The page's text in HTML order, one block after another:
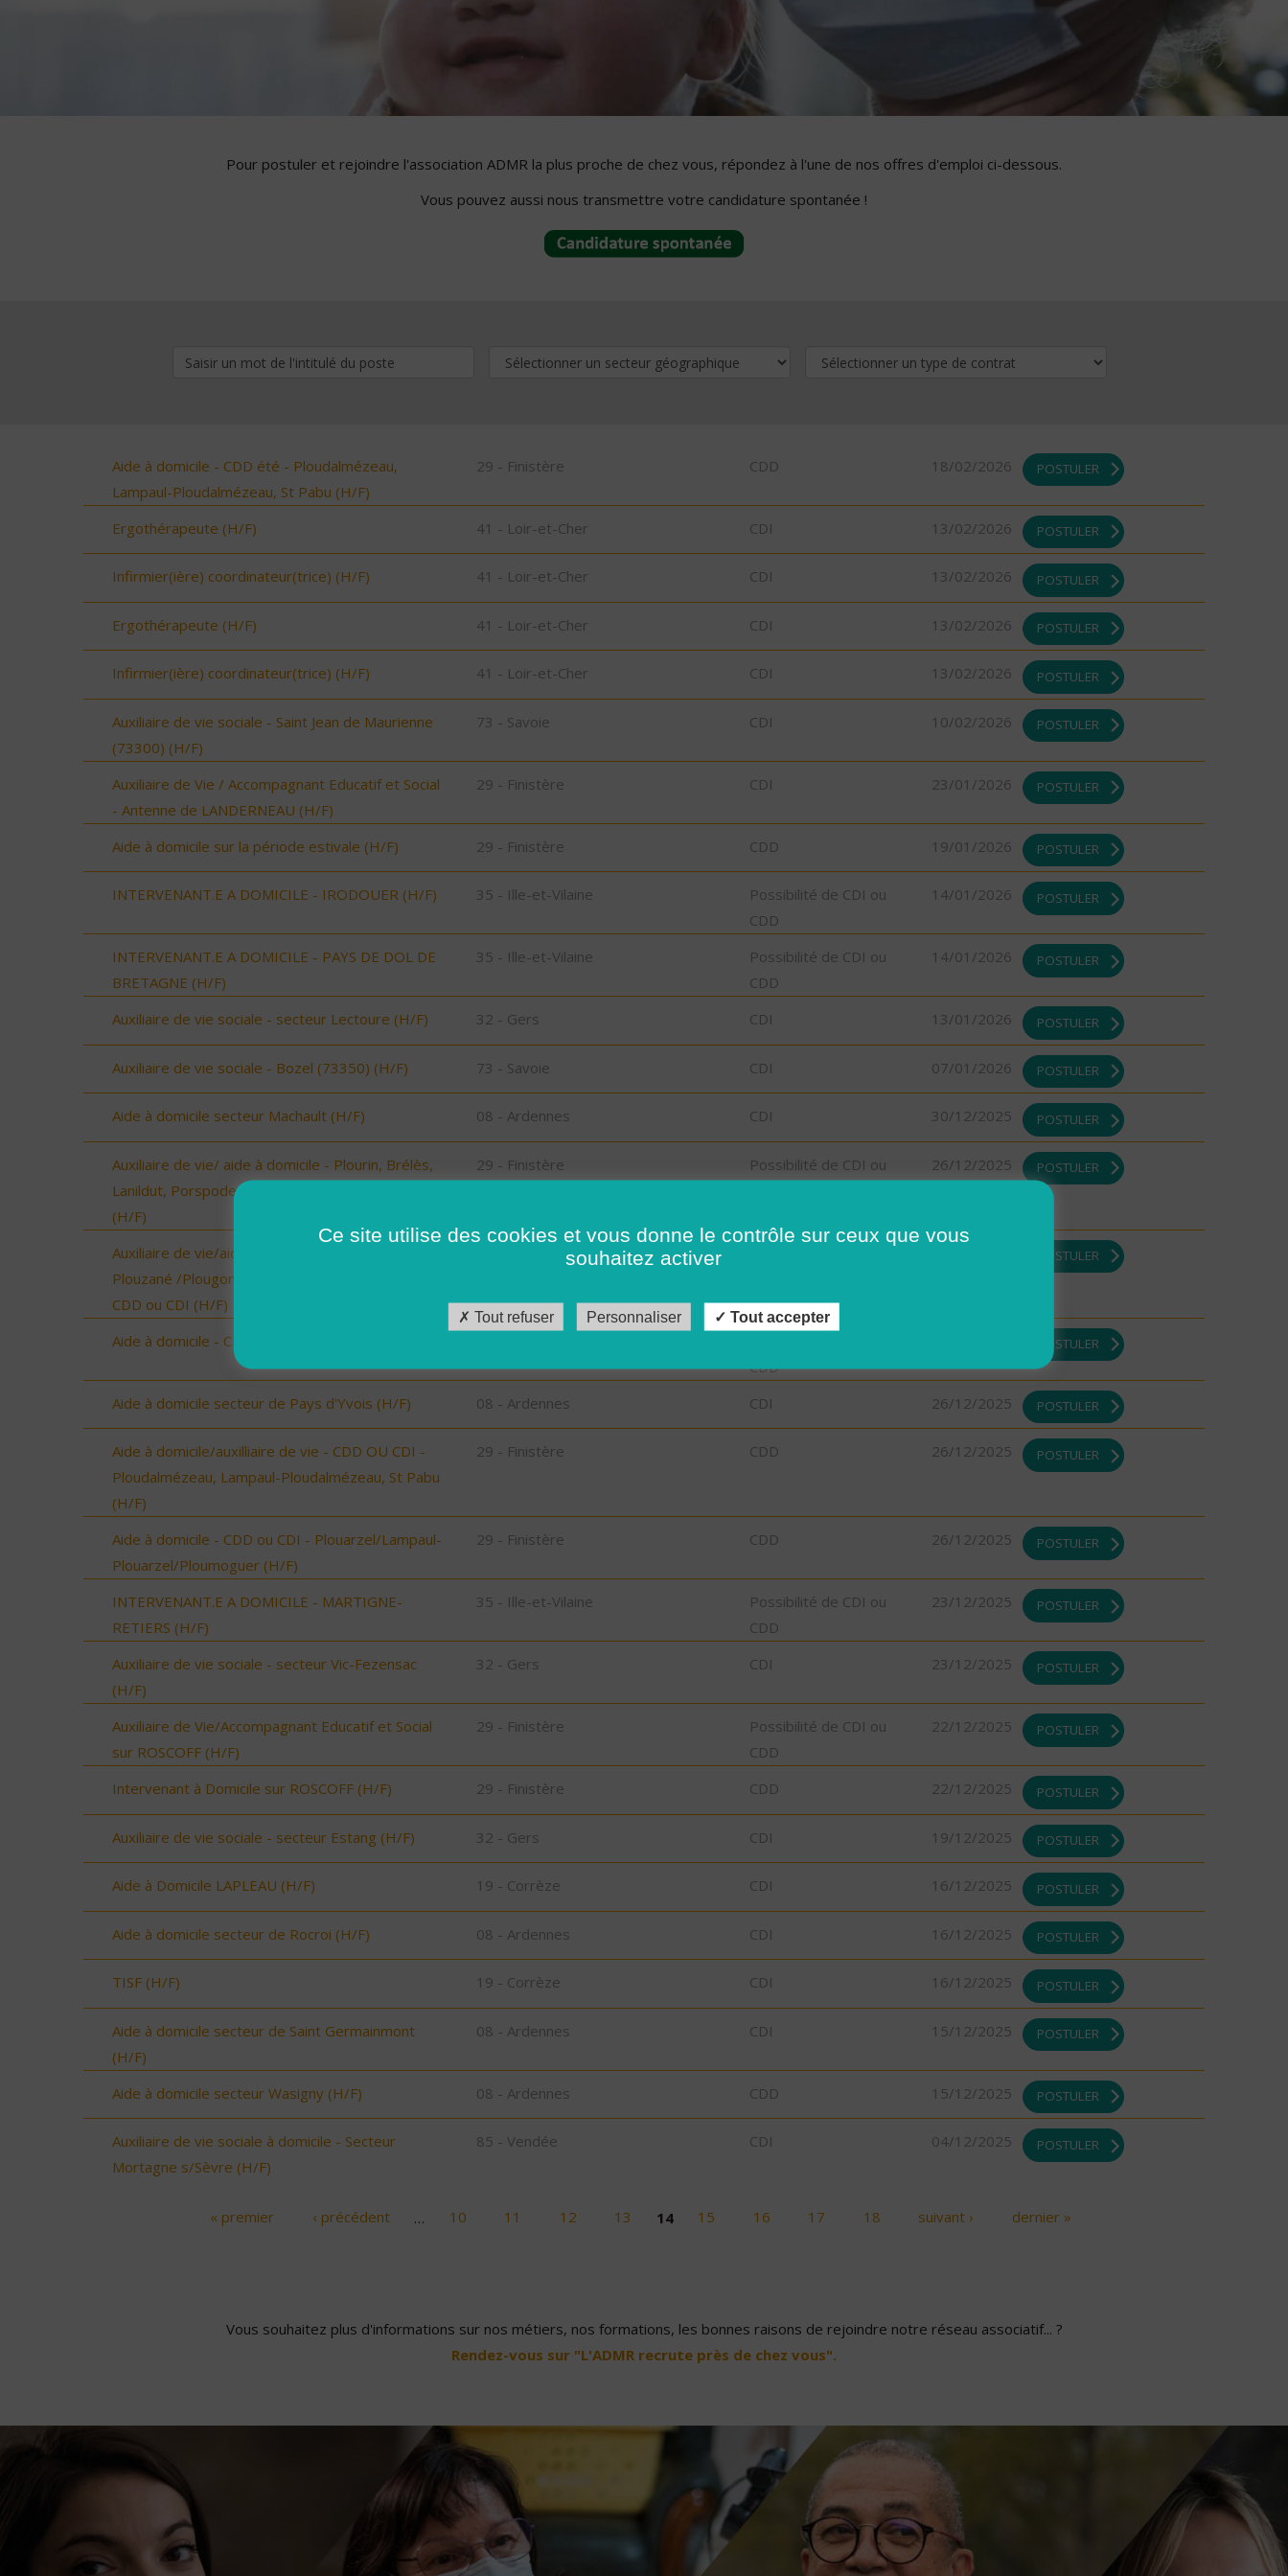
Pour postuler et rejoindre l'association ADMR la plus proche de chez vous, répondez à l'une de nos offres d'emploi ci-dessous.
Vous pouvez aussi nous transmettre votre candidature spontanée !
Aide à domicile - CDD été - Ploudalmézeau,
Lampaul-Ploudalmézeau, St Pabu (H/F)
29 - Finistère CDD 18/02/2026 POSTULER
Ergothérapeute (H/F) 41 - Loir-et-Cher CDI 13/02/2026 POSTULER
Infirmier(ière) coordinateur(trice) (H/F) 41 - Loir-et-Cher CDI 13/02/2026 POSTULER
Ergothérapeute (H/F) 41 - Loir-et-Cher CDI 13/02/2026 POSTULER
Infirmier(ière) coordinateur(trice) (H/F) 41 - Loir-et-Cher CDI 13/02/2026 POSTULER
Auxiliaire de vie sociale - Saint Jean de Maurienne
(73300) (H/F)
73 - Savoie CDI 10/02/2026 POSTULER
Auxiliaire de Vie / Accompagnant Educatif et Social
- Antenne de LANDERNEAU (H/F)
29 - Finistère CDI 23/01/2026 POSTULER
Aide à domicile sur la période estivale (H/F) 29 - Finistère CDD 19/01/2026 POSTULER
INTERVENANT.E A DOMICILE - IRODOUER (H/F) 35 - Ille-et-Vilaine
Possibilité de CDI ou
CDD
14/01/2026 POSTULER
INTERVENANT.E A DOMICILE - PAYS DE DOL DE
BRETAGNE (H/F)
35 - Ille-et-Vilaine
Possibilité de CDI ou
CDD
14/01/2026 POSTULER
Auxiliaire de vie sociale - secteur Lectoure (H/F) 32 - Gers CDI 13/01/2026 POSTULER
Auxiliaire de vie sociale - Bozel (73350) (H/F) 73 - Savoie CDI 07/01/2026 POSTULER
Aide à domicile secteur Machault (H/F) 08 - Ardennes CDI 30/12/2025 POSTULER
Auxiliaire de vie/ aide à domicile - Plourin, Brélès,
Lanildut, Porspoder, Landunvez - CDI ou CDD
(H/F)
29 - Finistère
Possibilité de CDI ou
26/12/2025 POSTULER
Auxiliaire de vie/aide à domicile - Locmaria-
Plouzané /Plougonvelin/Le Conquet/Trébabu -
CDD ou CDI (H/F)
POSTULER
Aide à domicile - CDD ou CDI - St Renan (H/F)
CDD
POSTULER
Aide à domicile secteur de Pays d'Yvois (H/F) 08 - Ardennes CDI 26/12/2025 POSTULER
Aide à domicile/auxilliaire de vie - CDD OU CDI -
Ploudalmézeau, Lampaul-Ploudalmézeau, St Pabu
(H/F)
29 - Finistère CDD 26/12/2025 POSTULER
Aide à domicile - CDD ou CDI - Plouarzel/Lampaul-
Plouarzel/Ploumoguer (H/F)
29 - Finistère CDD 26/12/2025 POSTULER
INTERVENANT.E A DOMICILE - MARTIGNE-
RETIERS (H/F)
35 - Ille-et-Vilaine
Possibilité de CDI ou
CDD
23/12/2025 POSTULER
Auxiliaire de vie sociale - secteur Vic-Fezensac
(H/F)
32 - Gers CDI 23/12/2025 POSTULER
Auxiliaire de Vie/Accompagnant Educatif et Social
sur ROSCOFF (H/F)
29 - Finistère
Possibilité de CDI ou
CDD
22/12/2025 POSTULER
Intervenant à Domicile sur ROSCOFF (H/F) 29 - Finistère CDD 22/12/2025 POSTULER
Auxiliaire de vie sociale - secteur Estang (H/F) 32 - Gers CDI 19/12/2025 POSTULER
Aide à Domicile LAPLEAU (H/F) 19 - Corrèze CDI 16/12/2025 POSTULER
Aide à domicile secteur de Rocroi (H/F) 08 - Ardennes CDI 16/12/2025 POSTULER
TISF (H/F) 19 - Corrèze CDI 16/12/2025 POSTULER
Aide à domicile secteur de Saint Germainmont
(H/F)
08 - Ardennes CDI 15/12/2025 POSTULER
Aide à domicile secteur Wasigny (H/F) 08 - Ardennes CDD 15/12/2025 POSTULER
Auxiliaire de vie sociale à domicile - Secteur
Mortagne s/Sèvre (H/F)
85 - Vendée CDI 04/12/2025 POSTULER
« premier ‹ précédent … 10 11 12 13 14 15 16 17 18 suivant › dernier »
Vous souhaitez plus d'informations sur nos métiers, nos formations, les bonnes raisons de rejoindre notre réseau associatif... ?
Rendez-vous sur "L'ADMR recrute près de chez vous".
Ce site utilise des cookies et vous donne le contrôle sur ceux que vous
souhaitez activer
Tout refuser Personnaliser Tout accepter